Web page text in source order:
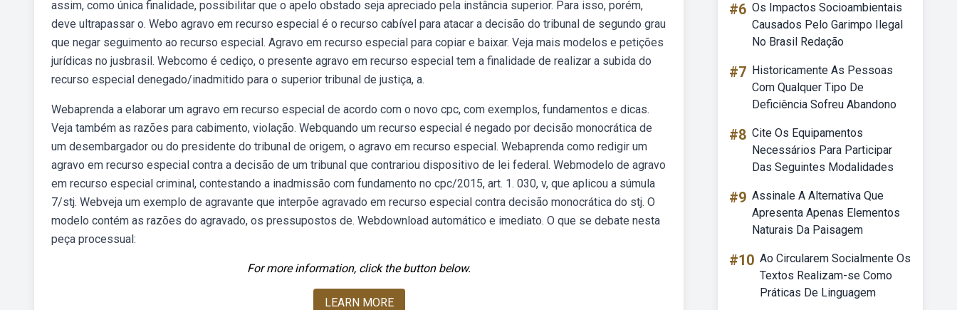
assim, como única finalidade, possibilitar que o apelo obstado seja apreciado pela instância superior. Para isso, porém,
deve ultrapassar o. Webo agravo em recurso especial é o recurso cabível para atacar a decisão do tribunal de segundo grau
que negar seguimento ao recurso especial. Agravo em recurso especial para copiar e baixar. Veja mais modelos e petições
jurídicas no jusbrasil. Webcomo é cediço, o presente agravo em recurso especial tem a finalidade de realizar a subida do
recurso especial denegado/inadmitido para o superior tribunal de justiça, a.
Webaprenda a elaborar um agravo em recurso especial de acordo com o novo cpc, com exemplos, fundamentos e dicas.
Veja também as razões para cabimento, violação. Webquando um recurso especial é negado por decisão monocrática de
um desembargador ou do presidente do tribunal de origem, o agravo em recurso especial. Webaprenda como redigir um
agravo em recurso especial contra a decisão de um tribunal que contrariou dispositivo de lei federal. Webmodelo de agravo
em recurso especial criminal, contestando a inadmissão com fundamento no cpc/2015, art. 1. 030, v, que aplicou a súmula
7/stj. Webveja um exemplo de agravante que interpõe agravado em recurso especial contra decisão monocrática do stj. O
modelo contém as razões do agravado, os pressupostos de. Webdownload automático e imediato. O que se debate nesta
peça processual:
For more information, click the button below.
LEARN MORE
#6 Os Impactos Socioambientais
Causados Pelo Garimpo Ilegal
No Brasil Redação
#7 Historicamente As Pessoas
Com Qualquer Tipo De
Deficiência Sofreu Abandono
#8 Cite Os Equipamentos
Necessários Para Participar
Das Seguintes Modalidades
#9 Assinale A Alternativa Que
Apresenta Apenas Elementos
Naturais Da Paisagem
#10 Ao Circularem Socialmente Os
Textos Realizam-se Como
Práticas De Linguagem